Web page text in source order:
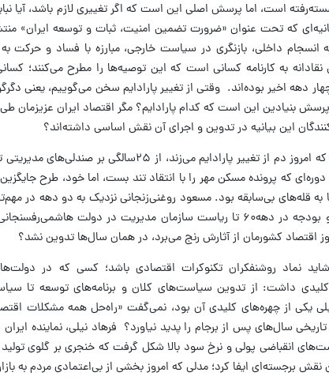
است، اما پرسش اصلی این است که اگر تغییری لازم باشد، آیا
که تحت عنوان «ضرورت تضمین امنیت، ثبات و توسعه ایران»
انسجام داخلی، بازنگری در سیاست خارجی، مبارزه با فساد و حرکت
نقادانه به کارنامه کسانی است که این توصیه‌ها را مطرح می‌کنند؛
دهه اخیر بوده‌اند. وقتی از تغییر پارادایم سخن می‌گوییم، یعنی
بنیادین این است که کدام پارادایم؟ مگر اقتصاد ایران عزیزمان
این بیانیه در تدوین و اجرای آن نقش اساسی داشته‌اند؟
که پرونده مسکن مهر را با انتقاد تند بست، اما خود، طرح
قله‌های بی‌سابقه بود. مسعود روغنی‌زنجانی نزدیک به دو دهه در
از وزیر برنامه و بودجه در دهه۶۰ تا ریاست سازمان مدیریت در
اقتصاد کشورمان از آثارش رنج می‌برد، در همان سال‌ها تدوین نشد؟
نماد روشنفکران تکنوکرات اقتصادی باشد؛ کسی که در
داشت: از تدوین سیاست‌های کلان و برنامه‌های توسعه تا
یکی از چهره‌های کلیدی آن بود، نمی‌گفت «راه‌حل همه مشکلات
سال‌های پس از برجام را پدید نیاورد؟ فرهاد نیلی، نماینده
انقباضی پولی و نرخ سود بالا شکل گرفت که خنجری بر گلوی تولید
نقش برجسته‌ای ایفا کرد؛ مدلی که امروز بخشی از بی‌اعتمادی مردم به